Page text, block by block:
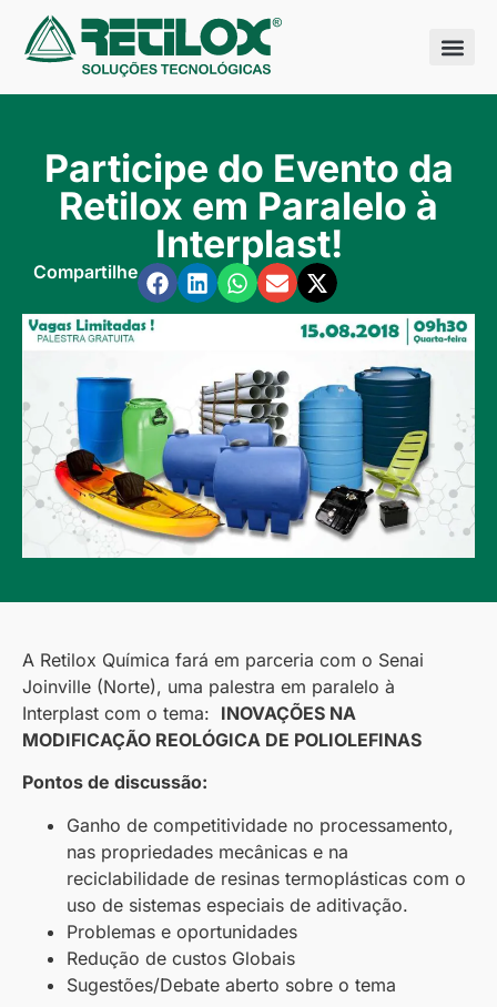
Participe do Evento da
Retilox em Paralelo à
Interplast!
Compartilhe
A Retilox Química fará em parceria com o Senai
Joinville (Norte), uma palestra em paralelo à
Interplast com o tema: INOVAÇÕES NA
MODIFICAÇÃO REOLÓGICA DE POLIOLEFINAS
Pontos de discussão:
Ganho de competitividade no processamento,
nas propriedades mecânicas e na
reciclabilidade de resinas termoplásticas com o
uso de sistemas especiais de aditivação.
Problemas e oportunidades
Redução de custos Globais
Sugestões/Debate aberto sobre o tema